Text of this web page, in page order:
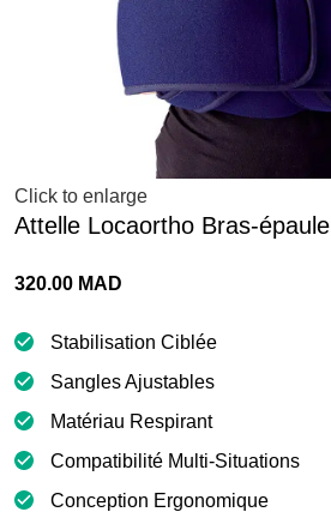
Click to enlarge
Attelle Locaortho Bras-épaule
320.00 MAD
Stabilisation Ciblée
Sangles Ajustables
Matériau Respirant
Compatibilité Multi-Situations
Conception Ergonomique